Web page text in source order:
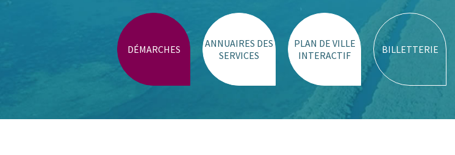
DÉMARCHES
ANNUAIRES DES
SERVICES
PLAN DE VILLE
INTERACTIF
BILLETTERIE